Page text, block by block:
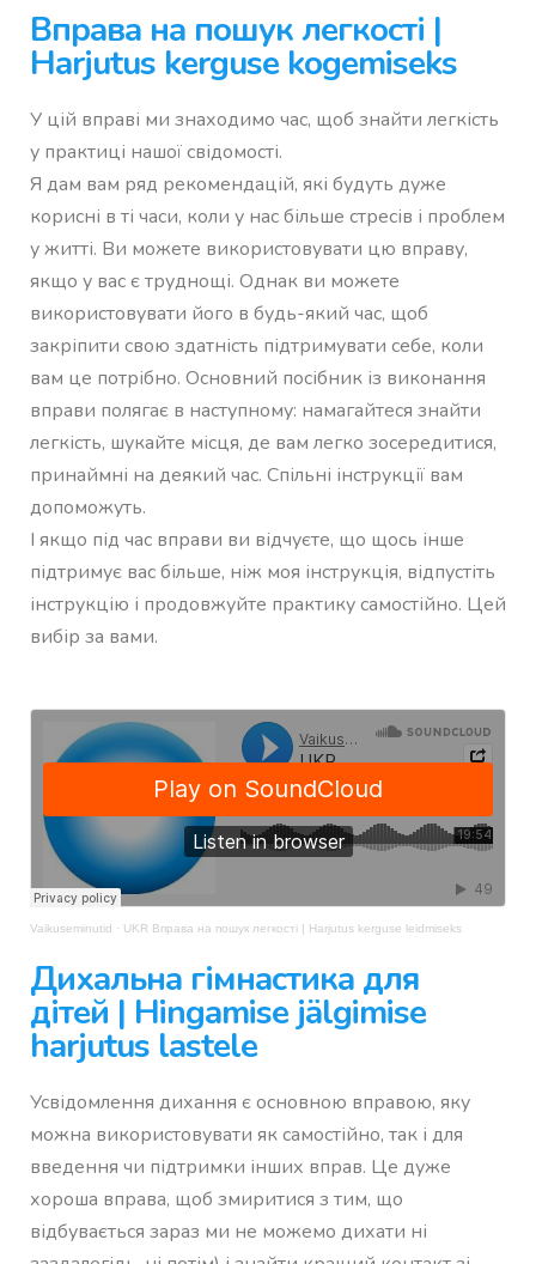
Вправа на пошук легкості |
Harjutus kerguse kogemiseks
У цій вправі ми знаходимо час, щоб знайти легкість
у практиці нашої свідомості.
Я дам вам ряд рекомендацій, які будуть дуже
корисні в ті часи, коли у нас більше стресів і проблем
у житті. Ви можете використовувати цю вправу,
якщо у вас є труднощі. Однак ви можете
використовувати його в будь-який час, щоб
закріпити свою здатність підтримувати себе, коли
вам це потрібно. Основний посібник із виконання
вправи полягає в наступному: намагайтеся знайти
легкість, шукайте місця, де вам легко зосередитися,
принаймні на деякий час. Спільні інструкції вам
допоможуть.
І якщо під час вправи ви відчуєте, що щось інше
підтримує вас більше, ніж моя інструкція, відпустіть
інструкцію і продовжуйте практику самостійно. Цей
вибір за вами.
Vaikuseminutid · UKR Вправа на пошук легкості | Harjutus kerguse leidmiseks
Дихальна гімнастика для
дітей | Hingamise jälgimise
harjutus lastele
Усвідомлення дихання є основною вправою, яку
можна використовувати як самостійно, так і для
введення чи підтримки інших вправ. Це дуже
хороша вправа, щоб змиритися з тим, що
відбувається зараз ми не можемо дихати ні